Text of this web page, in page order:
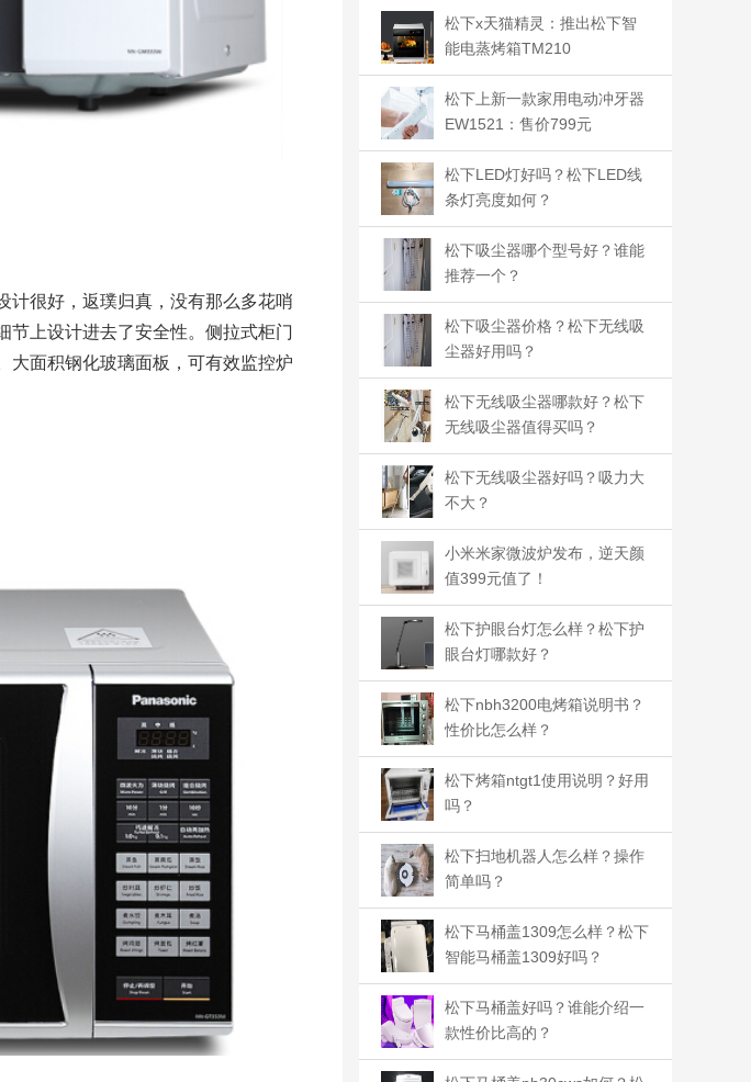
计很好，返璞归真，没有那么多花哨
节上设计进去了安全性。侧拉式柜门
大面积钢化玻璃面板，可有效监控炉
松下x天猫精灵：推出松下智
能电蒸烤箱TM210
松下上新一款家用电动冲牙器
EW1521：售价799元
松下LED灯好吗？松下LED线
条灯亮度如何？
松下吸尘器哪个型号好？谁能
推荐一个？
松下吸尘器价格？松下无线吸
尘器好用吗？
松下无线吸尘器哪款好？松下
无线吸尘器值得买吗？
松下无线吸尘器好吗？吸力大
不大？
小米米家微波炉发布，逆天颜
值399元值了！
松下护眼台灯怎么样？松下护
眼台灯哪款好？
松下nbh3200电烤箱说明书？
性价比怎么样？
松下烤箱ntgt1使用说明？好用
吗？
松下扫地机器人怎么样？操作
简单吗？
松下马桶盖1309怎么样？松下
智能马桶盖1309好吗？
松下马桶盖好吗？谁能介绍一
款性价比高的？